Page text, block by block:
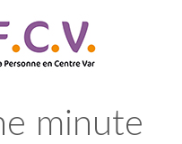
minute